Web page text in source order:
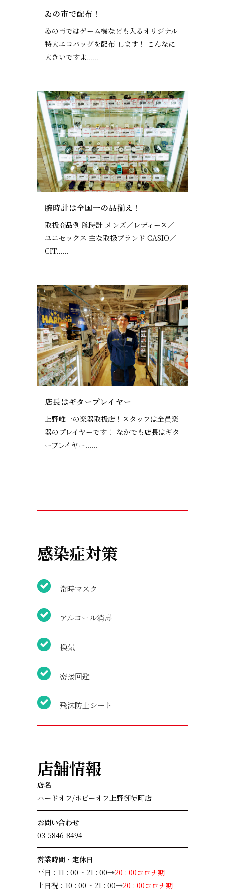
ゐの市で配布！
ゐの市ではゲーム機なども入るオリジナル
特大エコバッグを配布 します！ こんなに
大きいですよ......
腕時計は全国一の品揃え！
取扱商品例 腕時計 メンズ／レディース／
ユニセックス 主な取扱ブランド CASIO／
CIT......
店長はギタープレイヤー
上野唯一の楽器取扱店！スタッフは全員楽
器のプレイヤーです！ なかでも店長はギタ
ープレイヤー......
感染症対策
常時マスク
アルコール消毒
換気
密接回避
飛沫防止シート
店舗情報
店名
ハードオフ/ホビーオフ上野御徒町店
お問い合わせ
03-5846-8494
営業時間・定休日
平日：11 : 00 ~ 21 : 00→20 : 00コロナ期
土日祝：10 : 00 ~ 21 : 00→20 : 00コロナ期